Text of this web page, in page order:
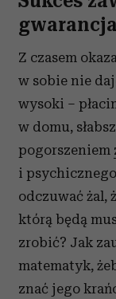
Z czasem
w sobie nie
wysoki –
w domu,
pogorszeniem
i
odczuwać żal,
którą będą
zrobić? Jak
matematyk,
znać jego